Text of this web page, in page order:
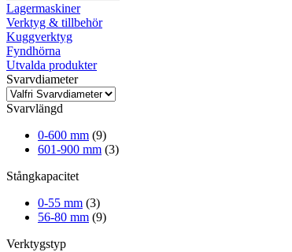
Lagermaskiner
Verktyg & tillbehör
Kuggverktyg
Fyndhörna
Utvalda produkter
Svarvdiameter
Svarvlängd
0-600 mm (9)
601-900 mm (3)
Stångkapacitet
0-55 mm (3)
56-80 mm (9)
Verktygstyp